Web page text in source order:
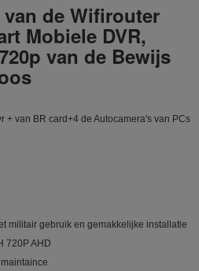
de Wifirouter
Mobiele DVR,
van de Bewijs
+ van BR card+4 de Autocamera's van PCs
militair gebruik en gemakkelijke installatie
720P AHD